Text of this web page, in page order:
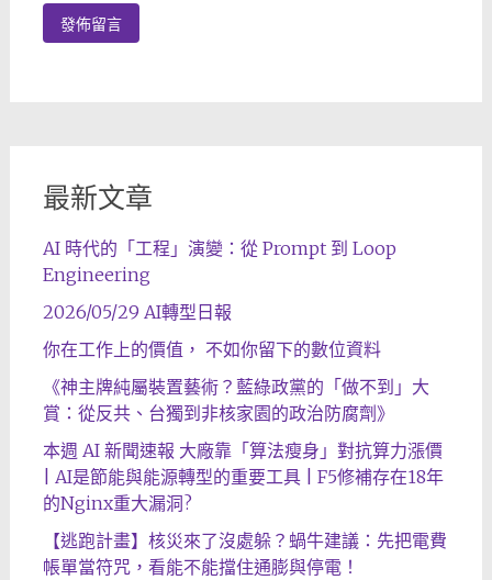
最新文章
AI 時代的「工程」演變：從 Prompt 到 Loop
Engineering
2026/05/29 AI轉型日報
你在工作上的價值， 不如你留下的數位資料
《神主牌純屬裝置藝術？藍綠政黨的「做不到」大
賞：從反共、台獨到非核家園的政治防腐劑》
本週 AI 新聞速報 大廠靠「算法瘦身」對抗算力漲價
| AI是節能與能源轉型的重要工具 | F5修補存在18年
的Nginx重大漏洞?
【逃跑計畫】核災來了沒處躲？蝸牛建議：先把電費
帳單當符咒，看能不能擋住通膨與停電！